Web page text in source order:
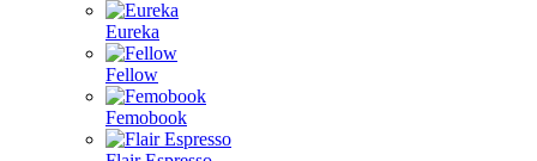
Eureka
Fellow
Femobook